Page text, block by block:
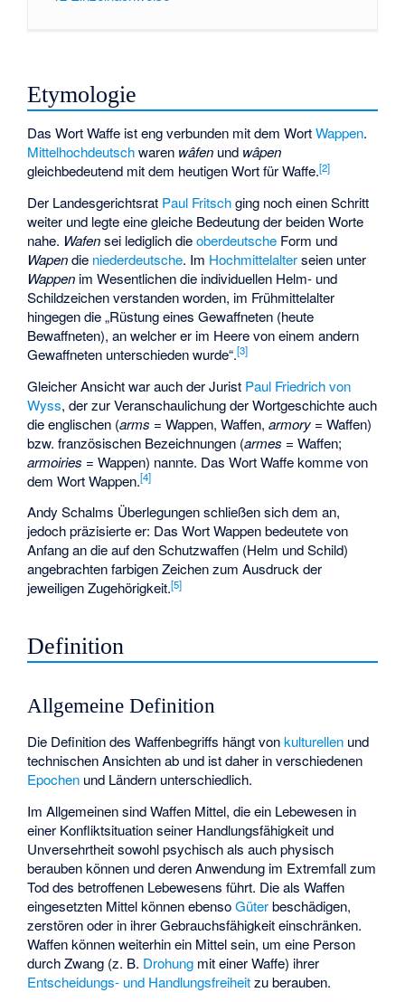
Etymologie
Das Wort Waffe ist eng verbunden mit dem WortWappen.
Mittelhochdeutschwaren wâfen und wâpen
gleichbedeutend mit dem heutigen Wort für Waffe.[2]
Der Landesgerichtsrat Paul Fritschging noch einen Schritt
weiter und legte eine gleiche Bedeutung der beiden Worte
nahe. Wafensei lediglich dieoberdeutsche Form und
Wapendie niederdeutsche. Im Hochmittelalterseien unter
Wappen im Wesentlichen die individuellen Helm- und
Schildzeichen verstanden worden, im Frühmittelalter
hingegen die „Rüstung eines Gewaffneten (heute
Bewaffneten), an welcher er im Heere von einem andern
Gewaffneten unterschieden wurde“.[3]
Gleicher Ansicht war auch der Jurist Paul Friedrich von
Wyss, der zur Veranschaulichung der Wortgeschichte auch
die englischen (arms = Wappen, Waffen,armory = Waffen)
bzw. französischen Bezeichnungen (armes = Waffen;
armoiries = Wappen) nannte. Das Wort Waffe komme von
dem Wort Wappen.[4]
Andy Schalms Überlegungen schließen sich dem an,
jedoch präzisierte er: Das Wort Wappen bedeutete von
Anfang an die auf den Schutzwaffen (Helm und Schild)
angebrachten farbigen Zeichen zum Ausdruck der
jeweiligen Zugehörigkeit.[5]
Definition
Allgemeine Definition
Die Definition des Waffenbegriffs hängt vonkulturellen und
technischen Ansichten ab und ist daher in verschiedenen
Epochen und Ländern unterschiedlich.
Im Allgemeinen sind Waffen Mittel, die ein Lebewesen in
einer Konfliktsituation seiner Handlungsfähigkeit und
Unversehrtheit sowohl psychisch als auch physisch
berauben können und deren Anwendung im Extremfall zum
Tod des betroffenen Lebewesens führt. Die als Waffen
eingesetzten Mittel können ebensoGüterbeschädigen,
zerstören oder in ihrer Gebrauchsfähigkeit einschränken.
Waffen können weiterhin ein Mittel sein, um eine Person
durch Zwang (z. B. Drohung mit einer Waffe) ihrer
Entscheidungs- und Handlungsfreiheitzu berauben.